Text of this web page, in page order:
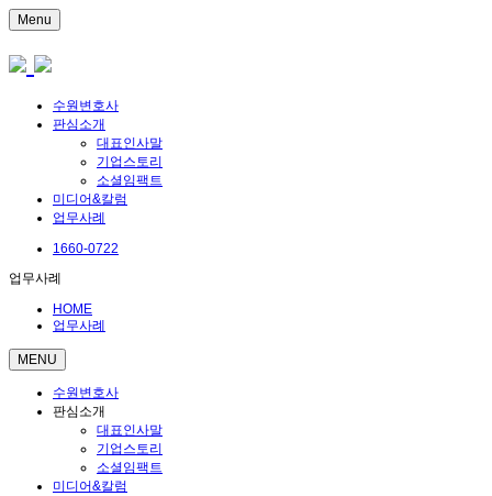
Menu
수원변호사
판심소개
대표인사말
기업스토리
소셜임팩트
미디어&칼럼
업무사례
1660-0722
업무사례
HOME
업무사례
MENU
수원변호사
판심소개
대표인사말
기업스토리
소셜임팩트
미디어&칼럼